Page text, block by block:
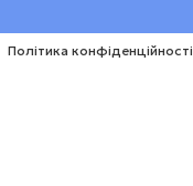
Політика конфіденційності